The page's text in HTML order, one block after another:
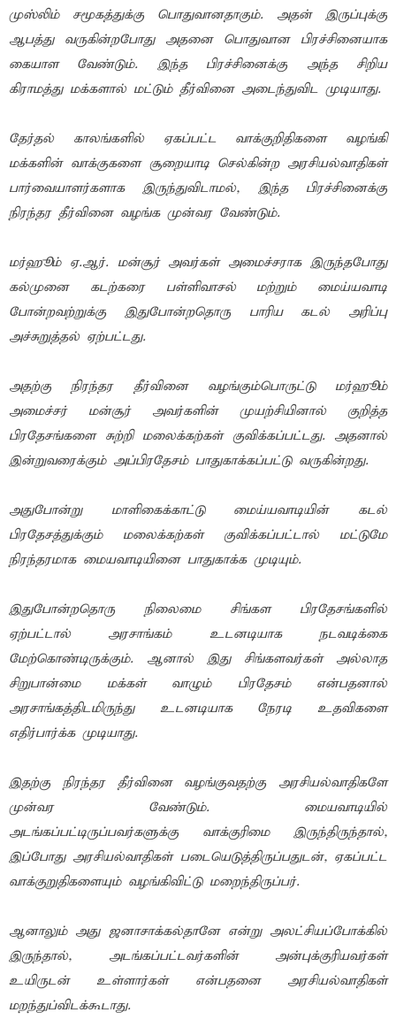
முஸ்லிம் சமூகத்துக்கு பொதுவானதாகும். அதன் இருப்புக்கு
ஆபத்து வருகின்றபோது அதனை பொதுவான பிரச்சினையாக
கையாள வேண்டும். இந்த பிரச்சினைக்கு அந்த சிறிய
கிராமத்து மக்களால் மட்டும் தீர்வினை அடைந்துவிட முடியாது.
தேர்தல் காலங்களில் ஏகப்பட்ட வாக்குறிதிகளை வழங்கி
மக்களின் வாக்குகளை சூறையாடி செல்கின்ற அரசியல்வாதிகள்
பார்வையாளர்களாக இருந்துவிடாமல், இந்த பிரச்சினைக்கு
நிரந்தர தீர்வினை வழங்க முன்வர வேண்டும்.
மர்ஹூம் ஏ.ஆர். மன்சூர் அவர்கள் அமைச்சராக இருந்தபோது
கல்முனை கடற்கரை பள்ளிவாசல் மற்றும் மைய்யவாடி
போன்றவற்றுக்கு இதுபோன்றதொரு பாரிய கடல் அரிப்பு
அச்சுறுத்தல் ஏற்பட்டது.
அதற்கு நிரந்தர தீர்வினை வழங்கும்பொருட்டு மர்ஹூம்
அமைச்சர் மன்சூர் அவர்களின் முயற்சியினால் குறித்த
பிரதேசங்களை சுற்றி மலைக்கற்கள் குவிக்கப்பட்டது. அதனால்
இன்றுவரைக்கும் அப்பிரதேசம் பாதுகாக்கப்பட்டு வருகின்றது.
அதுபோன்று மாளிகைக்காட்டு மைய்யவாடியின் கடல்
பிரதேசத்துக்கும் மலைக்கற்கள் குவிக்கப்பட்டால் மட்டுமே
நிரந்தரமாக மையவாடியினை பாதுகாக்க முடியும்.
இதுபோன்றதொரு நிலைமை சிங்கள பிரதேசங்களில்
ஏற்பட்டால் அரசாங்கம் உடனடியாக நடவடிக்கை
மேற்கொண்டிருக்கும். ஆனால் இது சிங்களவர்கள் அல்லாத
சிறுபான்மை மக்கள் வாழும் பிரதேசம் என்பதனால்
அரசாங்கத்திடமிருந்து உடனடியாக நேரடி உதவிகளை
எதிர்பார்க்க முடியாது.
இதற்கு நிரந்தர தீர்வினை வழங்குவதற்கு அரசியல்வாதிகளே
முன்வர வேண்டும். மையவாடியில்
அடங்கப்பட்டிருப்பவர்களுக்கு வாக்குரிமை இருந்திருந்தால்,
இப்போது அரசியல்வாதிகள் படையெடுத்திருப்பதுடன், ஏகப்பட்ட
வாக்குறுதிகளையும் வழங்கிவிட்டு மறைந்திருப்பர்.
ஆனாலும் அது ஜனாசாக்கல்தானே என்று அலட்சியப்போக்கில்
இருந்தால், அடங்கப்பட்டவர்களின் அன்புக்குரியவர்கள்
உயிருடன் உள்ளார்கள் என்பதனை அரசியல்வாதிகள்
மறந்துப்விடக்கூடாது.